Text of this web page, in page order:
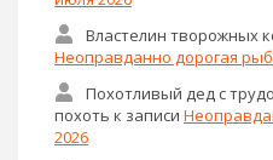
Властелин творожных
Неоправданно дорогая
Похотливый дед с
похоть к записи
2026